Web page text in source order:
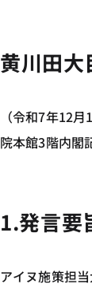
黄川田大
（令和7年12
院本館3階内閣
1.発言要
アイヌ施策担